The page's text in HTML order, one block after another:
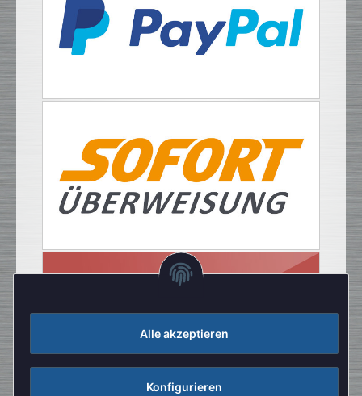
Alle akzeptieren
Konfigurieren